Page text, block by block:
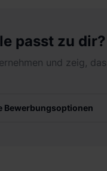
Erfahrungen mit
Power BI, Tableau
Visual Basic for
passt zu dir?
und zeig,
Bewerbungsoptionen